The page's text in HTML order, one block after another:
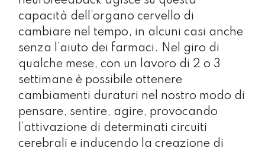
capacità dell’organo cervello di
cambiare nel tempo, in alcuni casi anche
senza l’aiuto dei farmaci. Nel giro di
qualche mese, con un lavoro di 2 o 3
settimane è possibile ottenere
cambiamenti duraturi nel nostro modo di
pensare, sentire, agire, provocando
l’attivazione di determinati circuiti
cerebrali e inducendo la creazione di